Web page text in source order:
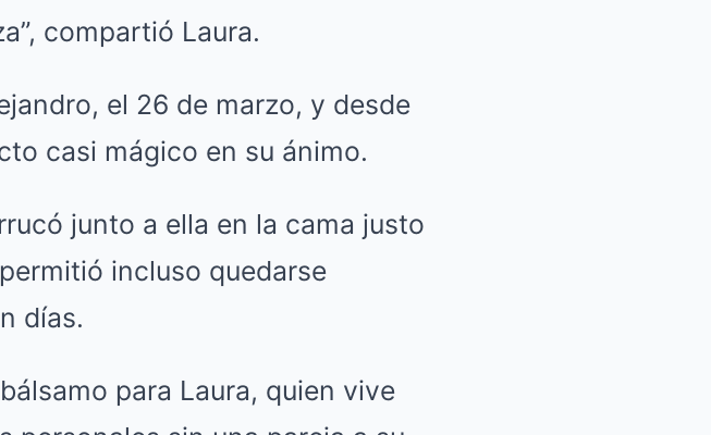
compartió Laura.
el 26 de marzo, y desde
casi mágico en su ánimo.
junto a ella en la cama justo
incluso quedarse
días.
para Laura, quien vive